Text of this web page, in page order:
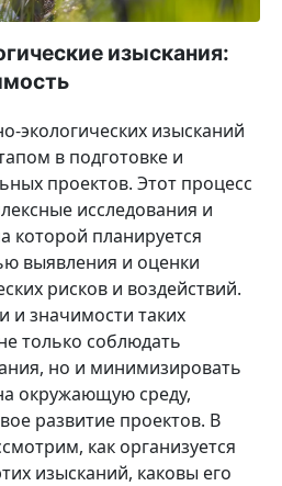
изыскания:
экологических изысканий
в подготовке и
проектов. Этот процесс
исследования и
которой планируется
выявления и оценки
рисков и воздействий.
и значимости таких
только соблюдать
но и минимизировать
окружающую среду,
развитие проектов. В
как организуется
изысканий, каковы его